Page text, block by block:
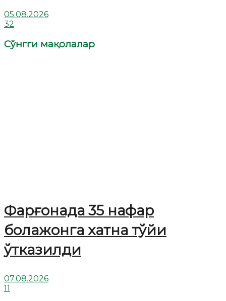
05.08.2026
32
Сўнгги мақолалар
Фарғонада 35 нафар
болажонга хатна тўйи
ўтказилди
07.08.2026
11